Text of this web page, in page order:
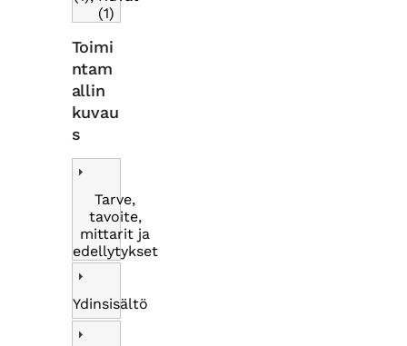
(1)
Toimi
ntam
allin
kuvau
s
Tarve,
tavoite,
mittarit ja
edellytykset
Ydinsisältö